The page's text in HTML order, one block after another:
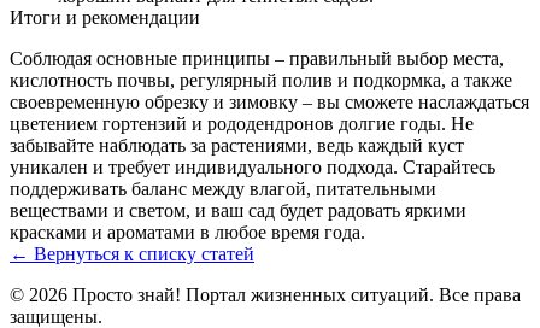
Итоги и рекомендации
Соблюдая основные принципы – правильный выбор места,
кислотность почвы, регулярный полив и подкормка, а также
своевременную обрезку и зимовку – вы сможете наслаждаться
цветением гортензий и рододендронов долгие годы. Не
забывайте наблюдать за растениями, ведь каждый куст
уникален и требует индивидуального подхода. Старайтесь
поддерживать баланс между влагой, питательными
веществами и светом, и ваш сад будет радовать яркими
красками и ароматами в любое время года.
← Вернуться к списку статей
© 2026 Просто знай! Портал жизненных ситуаций. Все права
защищены.